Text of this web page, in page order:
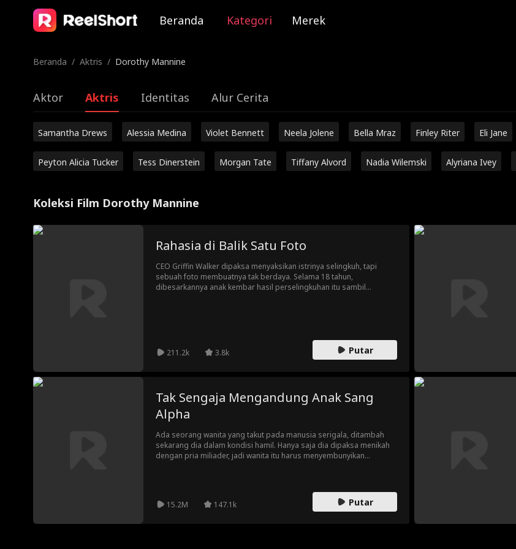
Beranda Kategori Merek
Beranda / Aktris / Dorothy Mannine
Aktor Aktris Identitas Alur Cerita
Samantha Drews Alessia Medina Violet Bennett Neela Jolene Bella Mraz Finley Riter Eli Jane
Peyton Alicia Tucker Tess Dinerstein Morgan Tate Tiffany Alvord Nadia Wilemski Alyriana Ivey
Koleksi Film Dorothy Mannine
Rahasia di Balik Satu Foto
CEO Griffin Walker dipaksa menyaksikan istrinya selingkuh, tapi
sebuah foto membuatnya tak berdaya. Selama 18 tahun,
dibesarkannya anak kembar hasil perselingkuhan itu sambil
211.2k 3.8k Putar
Tak Sengaja Mengandung Anak Sang
Alpha
Ada seorang wanita yang takut pada manusia serigala, ditambah
sekarang dia dalam kondisi hamil. Hanya saja dia dipaksa menikah
dengan pria miliader, jadi wanita itu harus menyembunyikan
15.2M 147.1k Putar